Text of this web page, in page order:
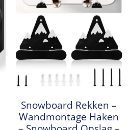
Snowboard Rekken –
Wandmontage Haken